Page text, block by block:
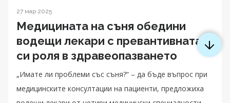
27 мар 2025
Медицината на съня обедини
водещи лекари с превантивната
си роля в здравеопазването
„Имате ли проблеми със съня?“ – да бъде въпрос при
медицинските консултации на пациенти, предложиха